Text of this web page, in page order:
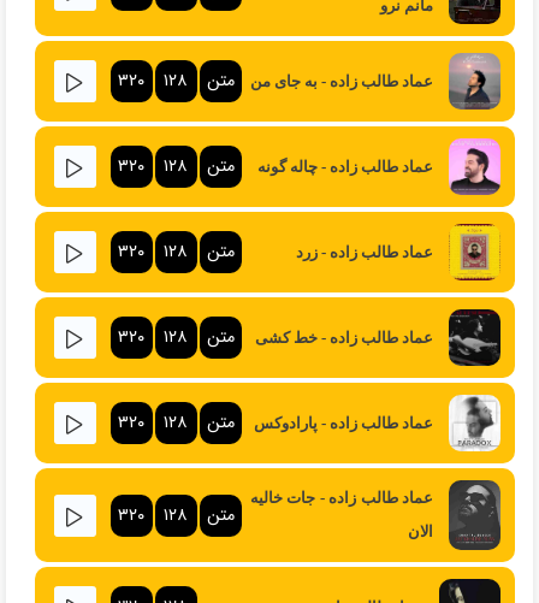
مانم نرو
عماد طالب زاده - به جای من متن ۱۲۸ ۳۲۰
عماد طالب زاده - چاله گونه متن ۱۲۸ ۳۲۰
عماد طالب زاده - زرد متن ۱۲۸ ۳۲۰
عماد طالب زاده - خط کشی متن ۱۲۸ ۳۲۰
عماد طالب زاده - پارادوکس متن ۱۲۸ ۳۲۰
عماد طالب زاده - جات خالیه
الان
متن ۱۲۸ ۳۲۰